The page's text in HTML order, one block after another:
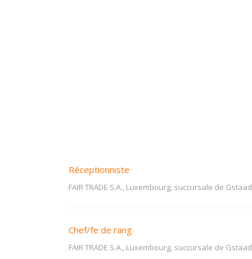
Réceptionniste
FAIR TRADE S.A., Luxembourg, succursale de Gstaad
Chef/fe de rang
FAIR TRADE S.A., Luxembourg, succursale de Gstaad